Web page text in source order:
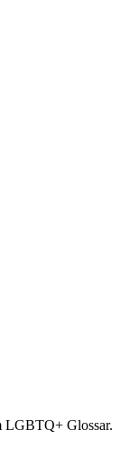
LGBTQ+ Glossar.